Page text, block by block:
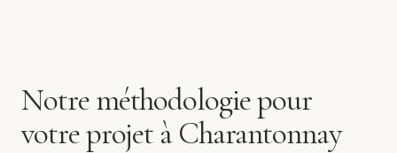
Notre méthodologie pour
votre projet à Charantonnay